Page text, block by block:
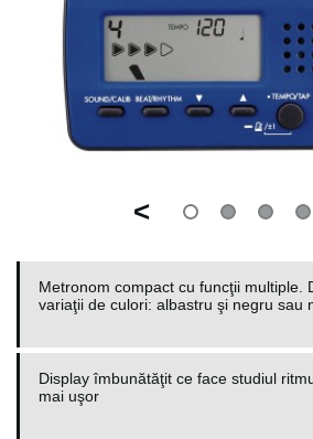
<
Metronom compact cu funcţii multiple.
variaţii de culori: albastru şi negru sau
Display îmbunătăţit ce face studiul
mai uşor